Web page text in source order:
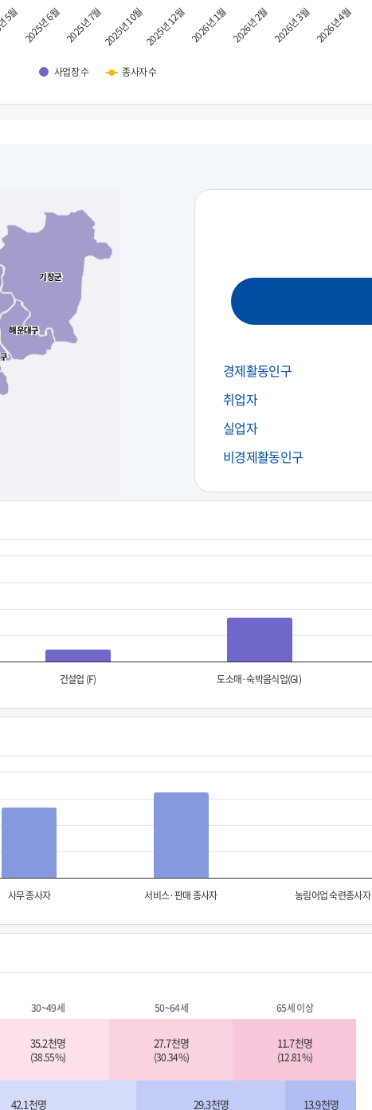
사업장 수 종사자 수
2026년 4월
2026년 3월
2026년 2월
2026년 1월
2025년 12월
2025년 10월
2025년 7월
2025년 6월
월
해운대구
해운대구
기장군
기장군
경제활동인구
취업자
실업자
비경제활동인구
건설업 (F) 도소매·숙박음식업(GI)
사무 종사자 서비스·판매 종사자 농림어업 숙련종사자
30~49세 50~64세 65세 이상
35.2천명
(38.55%)
27.7천명
(30.34%)
11.7천명
(12.81%)
42.1천명 29.3천명 13.9천명